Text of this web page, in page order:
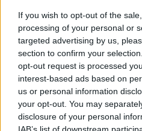
If you wish to opt-out of the
processing of your personal or
targeted advertising by us,
section to confirm your
opt-out request is processed
interest-based ads based on
us or personal information
your opt-out. You may
disclosure of your personal